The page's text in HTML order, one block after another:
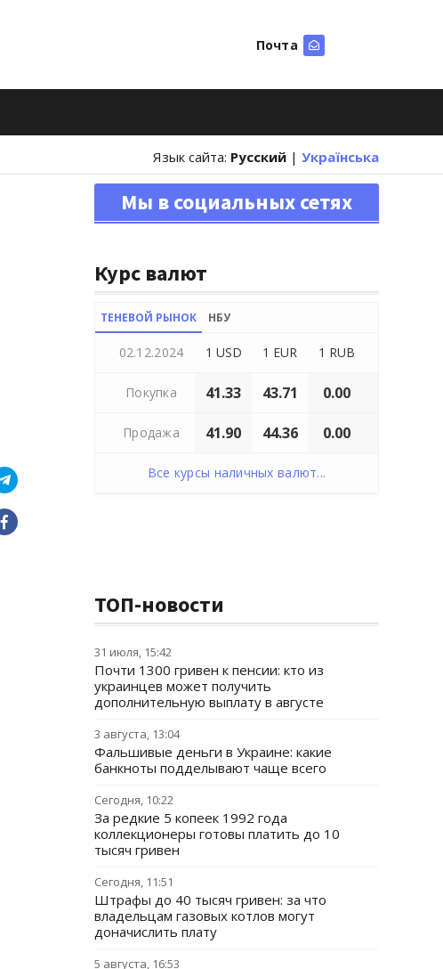
Почта
Язык сайта: Русский | Українська
Мы в социальных сетях
Курс валют
ТЕНЕВОЙ РЫНОК НБУ
02.12.2024 1 USD 1 EUR 1 RUB
Покупка 41.33 43.71 0.00
Продажа 41.90 44.36 0.00
Все курсы наличных валют...
ТОП-новости
31 июля, 15:42
Почти 1300 гривен к пенсии: кто из
украинцев может получить
дополнительную выплату в августе
3 августа, 13:04
Фальшивые деньги в Украине: какие
банкноты подделывают чаще всего
Сегодня, 10:22
За редкие 5 копеек 1992 года
коллекционеры готовы платить до 10
тысяч гривен
Сегодня, 11:51
Штрафы до 40 тысяч гривен: за что
владельцам газовых котлов могут
доначислить плату
5 августа, 16:53